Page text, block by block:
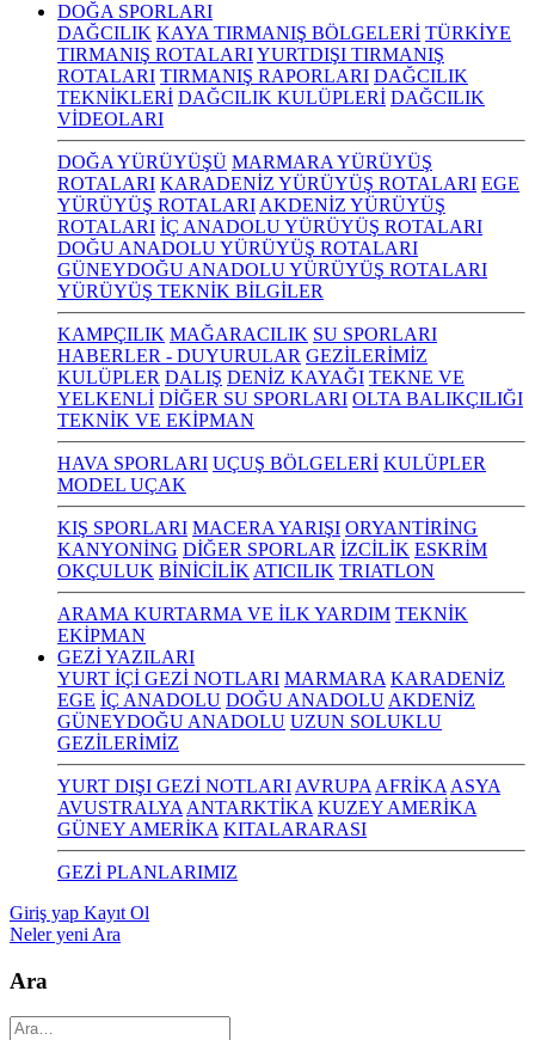
DOĞA SPORLARI
DAĞCILIK KAYA TIRMANIŞ BÖLGELERİ TÜRKİYE
TIRMANIŞ ROTALARIYURTDIŞI TIRMANIŞ
ROTALARI TIRMANIŞ RAPORLARI DAĞCILIK
TEKNİKLERİ DAĞCILIK KULÜPLERİ DAĞCILIK
VİDEOLARI
DOĞA YÜRÜYÜŞÜ MARMARA YÜRÜYÜŞ
ROTALARI KARADENİZ YÜRÜYÜŞ ROTALARI EGE
YÜRÜYÜŞ ROTALARI AKDENİZ YÜRÜYÜŞ
ROTALARI İÇ ANADOLU YÜRÜYÜŞ ROTALARI
DOĞU ANADOLU YÜRÜYÜŞ ROTALARI
GÜNEYDOĞU ANADOLU YÜRÜYÜŞ ROTALARI
YÜRÜYÜŞ TEKNİK BİLGİLER
KAMPÇILIK MAĞARACILIK SU SPORLARI
HABERLER - DUYURULAR GEZİLERİMİZ
KULÜPLER DALIŞ DENİZ KAYAĞI TEKNE VE
YELKENLİ DİĞER SU SPORLARI OLTA BALIKÇILIĞI
TEKNİK VE EKİPMAN
HAVA SPORLARI UÇUŞ BÖLGELERİ KULÜPLER
MODEL UÇAK
KIŞ SPORLARI MACERA YARIŞI ORYANTİRİNG
KANYONİNG DİĞER SPORLAR İZCİLİK ESKRİM
OKÇULUK BİNİCİLİK ATICILIK TRIATLON
ARAMA KURTARMA VE İLK YARDIM TEKNİK
EKİPMAN
GEZİ YAZILARI
YURT İÇİ GEZİ NOTLARI MARMARA KARADENİZ
EGE İÇ ANADOLU DOĞU ANADOLU AKDENİZ
GÜNEYDOĞU ANADOLU UZUN SOLUKLU
GEZİLERİMİZ
YURT DIŞI GEZİ NOTLARI AVRUPA AFRİKA ASYA
AVUSTRALYA ANTARKTİKA KUZEY AMERİKA
GÜNEY AMERİKA KITALARARASI
GEZİ PLANLARIMIZ
Giriş yap Kayıt Ol
Neler yeni Ara
Ara